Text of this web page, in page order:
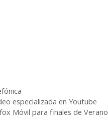
especializada en Youtube
Móvil para finales de Verano